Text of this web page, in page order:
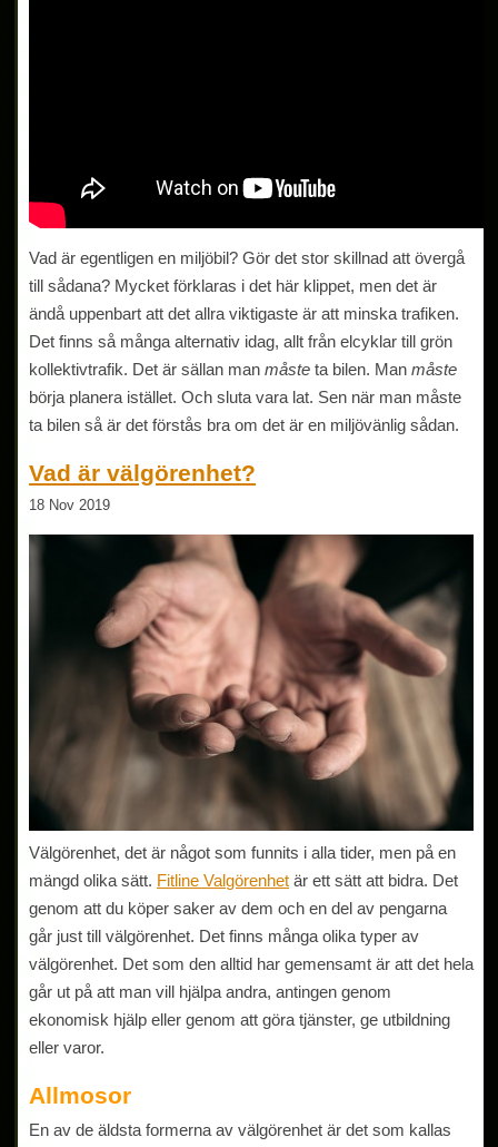
Vad är egentligen en miljöbil? Gör det stor skillnad att övergå
till sådana? Mycket förklaras i det här klippet, men det är
ändå uppenbart att det allra viktigaste är att minska trafiken.
Det finns så många alternativ idag, allt från elcyklar till grön
kollektivtrafik. Det är sällan manmåste ta bilen. Manmåste
börja planera istället. Och sluta vara lat. Sen när man måste
ta bilen så är det förstås bra om det är en miljövänlig sådan.
Vad är välgörenhet?
18 Nov 2019
Välgörenhet, det är något som funnits i alla tider, men på en
mängd olika sätt. Fitline Valgörenhet är ett sätt att bidra. Det
genom att du köper saker av dem och en del av pengarna
går just till välgörenhet. Det finns många olika typer av
välgörenhet. Det som den alltid har gemensamt är att det hela
går ut på att man vill hjälpa andra, antingen genom
ekonomisk hjälp eller genom att göra tjänster, ge utbildning
eller varor.
Allmosor
En av de äldsta formerna av välgörenhet är det som kallas